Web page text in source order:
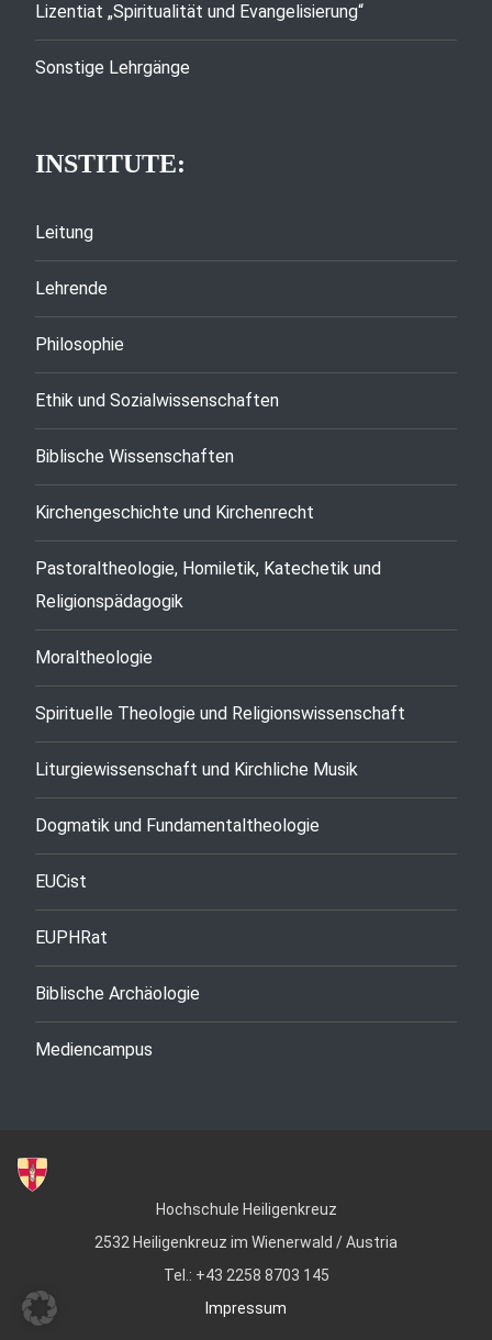
Lizentiat „Spiritualität und Evangelisierung“
Sonstige Lehrgänge
INSTITUTE:
Leitung
Lehrende
Philosophie
Ethik und Sozialwissenschaften
Biblische Wissenschaften
Kirchengeschichte und Kirchenrecht
Pastoraltheologie, Homiletik, Katechetik und
Religionspädagogik
Moraltheologie
Spirituelle Theologie und Religionswissenschaft
Liturgiewissenschaft und Kirchliche Musik
Dogmatik und Fundamentaltheologie
EUCist
EUPHRat
Biblische Archäologie
Mediencampus
Hochschule Heiligenkreuz
2532 Heiligenkreuz im Wienerwald / Austria
Tel.: +43 2258 8703 145
Impressum